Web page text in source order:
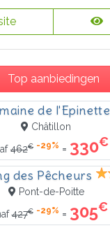
Top aanbiedingen
de l'Epinette
Châtillon
462€ -29% = 330€
des Pêcheurs
Pont-de-Poitte
427€ -29% = 305€